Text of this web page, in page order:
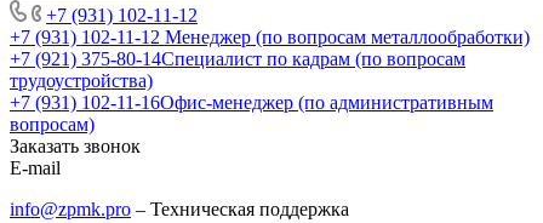
+7 (931) 102-11-12
+7 (931) 102-11-12 Менеджер (по вопросам металлообработки)
+7 (921) 375-80-14Специалист по кадрам (по вопросам
трудоустройства)
+7 (931) 102-11-16Офис-менеджер (по административным
вопросам)
Заказать звонок
E-mail
info@zpmk.pro – Техническая поддержка